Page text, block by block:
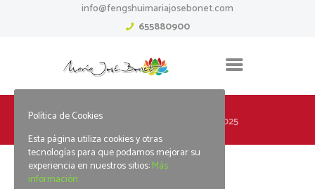
info@fengshuimariajosebonet.com
655880900
Home Tag: jackpot party free 2025
Política de Cookies
Esta página utiliza cookies y otras
tecnologías para que podamos mejorar su
experiencia en nuestros sitios:Más
información.